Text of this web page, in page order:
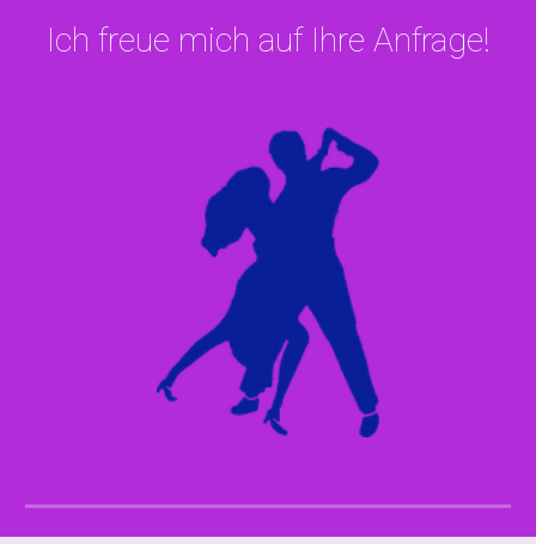
Ich freue mich auf Ihre Anfrage!